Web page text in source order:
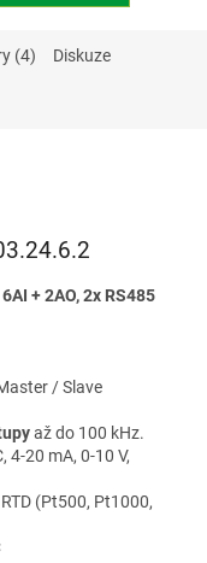
(4) Diskuze
+ 2AO, 2x RS485
/ Slave
až do 100 kHz.
4-20 mA, 0-10 V,
(Pt500, Pt1000,